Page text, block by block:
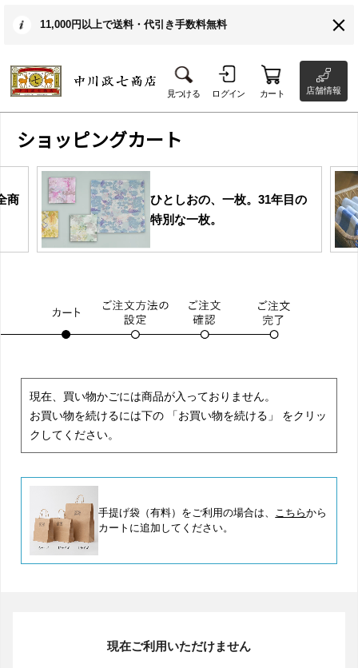
11,000円以上で送料・代引き手数料無料
見つける ログイン カート 店舗情報
ショッピングカート
商
ひとしおの、一枚。31年目の
特別な一枚。
現在、買い物かごには商品が入っておりません。
お買い物を続けるには下の 「お買い物を続ける」 をクリッ
クしてください。
手提げ袋（有料）をご利用の場合は、 こちらから
カートに追加してください。
現在ご利用いただけません